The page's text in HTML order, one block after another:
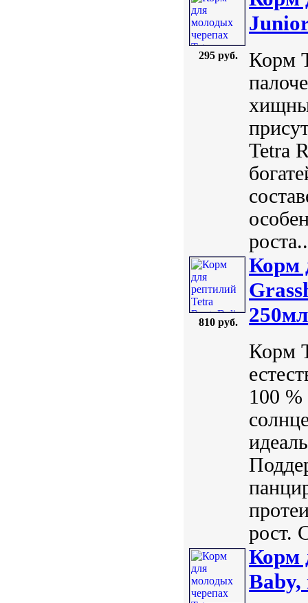
295 руб.
Корм
Tetra
810 руб.
Корм
250мл
Корм
100
рост.
Корм
Baby,